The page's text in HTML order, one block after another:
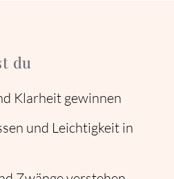
du
Klarheit gewinnen
und Leichtigkeit in